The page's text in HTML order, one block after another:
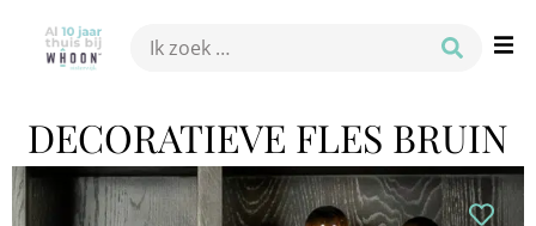
DECORATIEVE FLES BRUIN